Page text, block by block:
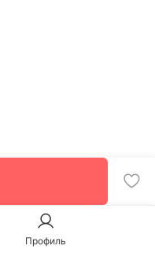
Профиль